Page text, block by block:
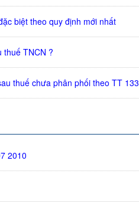
biệt theo quy định mới nhất
thuế TNCN ?
thuế chưa phân phối theo TT 133
2010